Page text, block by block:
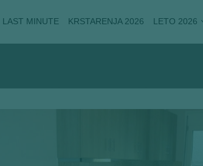
LAST MINUTE KRSTARENJA 2026 LETO 2026